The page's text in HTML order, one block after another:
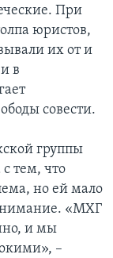
При
юристов,
их от и
в
совести.
группы
тем, что
но ей мало
«МХГ
и мы
–